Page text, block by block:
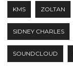
KMS ZOLTAN
SIDNEY CHARLES
SOUNDCLOUD